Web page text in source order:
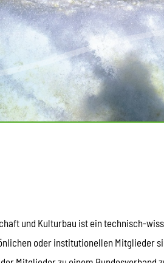
und Kulturbau ist ein technisch-
oder institutionellen Mitglieder